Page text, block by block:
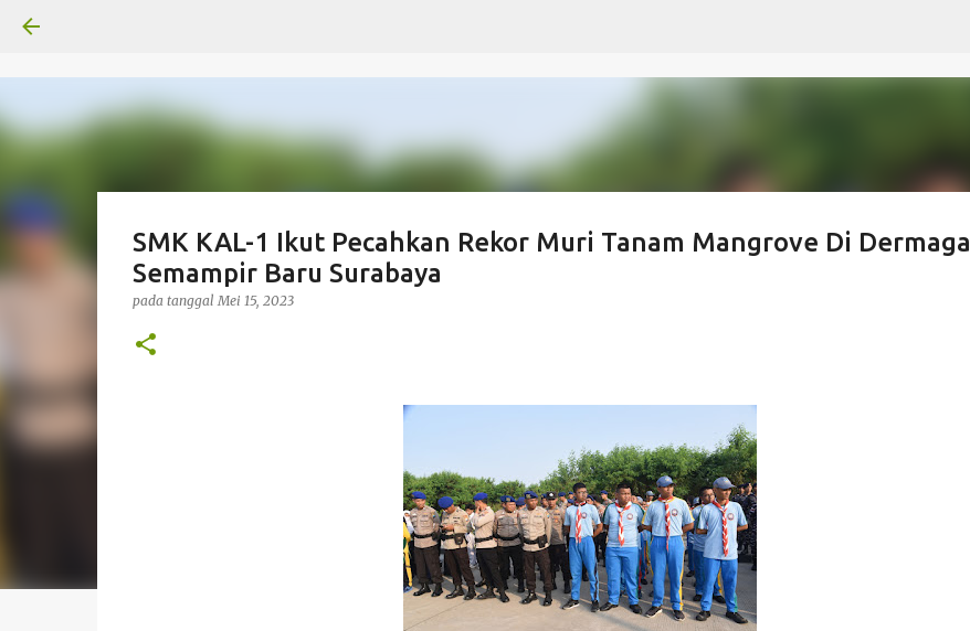
SMK KAL-1 Ikut Pecahkan Rekor Muri Tanam Mangrove Di Dermaga
Semampir Baru Surabaya
pada tanggalMei 15, 2023